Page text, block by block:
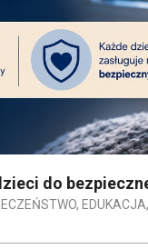
do
, EDUKACJA,